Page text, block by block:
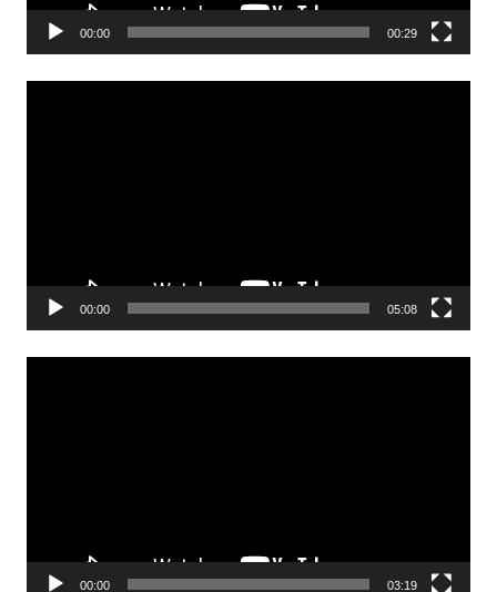
00:00 00:29
Odtwarzacz
00:00 05:08
Odtwarzacz
00:00 03:19